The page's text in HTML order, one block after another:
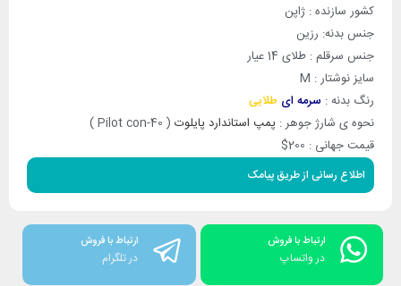
کشور سازنده : ژاپن
جنس بدنه: رزین
جنس سرقلم : طلای 14 عیار
سایز نوشتار : M
رنگ بدنه : سرمه ای طلایی
نحوه ی شارژ جوهر : پمپ استاندارد پایلوت ( Pilot con-40 )
قیمت جهانی : 200$
اطلاع رسانی از طریق پیامک
ارتباط با فروش
در واتساپ
ارتباط با فروش
در تلگرام